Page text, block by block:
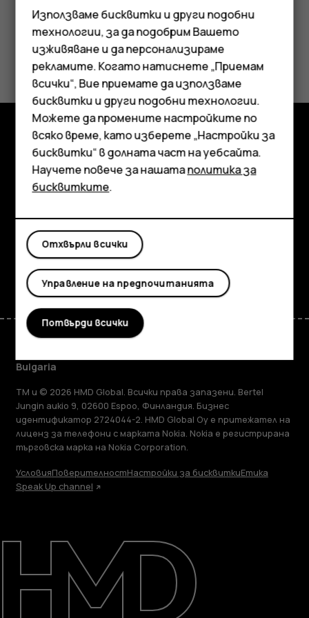
Смартфони
Мобилни телефони
Аксесоари
Таблети
Ремонт, повторна употреба,
рециклиране
Поддръжка
Полезен ли беше този отговор?
Да Не
Изследвайте
Информация
Поддръжка
FacebookInstagram
TiktokYoutubeLinkedinDiscord
Bulgaria
TM и © 2026 HMD Global. Всички права запазени. Bertel
Jungin aukio 9, 02600 Espoo, Финландия. Бизнес
идентификатор 2724044-2. HMD Global Oy е притежател на
лиценз за телефони с марката Nokia. Nokia е регистрирана
търговска марка на Nokia Corporation.
УсловияПоверителностНастройки за бисквиткиЕтика
Speak Up channel
Използваме бисквитки и други подобни
технологии, за да подобрим Вашето
изживяване и да персонализираме
рекламите. Когато натиснете „Приемам
всички“, Вие приемате да използваме
бисквитки и други подобни технологии.
Можете да промените настройките по
всяко време, като изберете „Настройки за
бисквитки“ в долната част на уебсайта.
Научете повече за нашатаполитика за
бисквитките.
Отхвърли всички
Управление на предпочитанията
Потвърди всички